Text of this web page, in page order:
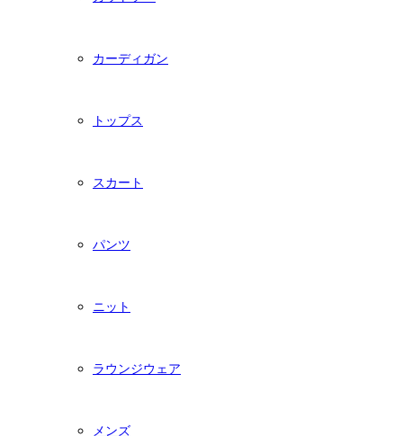
カーディガン
トップス
スカート
パンツ
ニット
ラウンジウェア
メンズ